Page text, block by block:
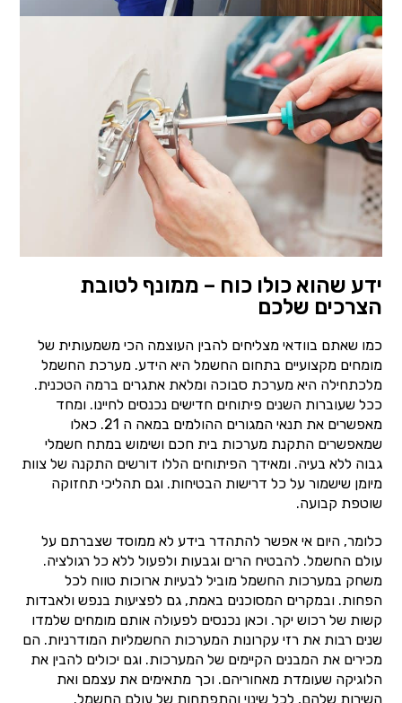
ידע שהוא כולו כוח – ממונף לטובת
הצרכים שלכם
כמו שאתם בוודאי מצליחים להבין העוצמה הכי משמעותית של
מומחים מקצועיים בתחום החשמל היא הידע. מערכת החשמל
מלכתחילה היא מערכת סבוכה ומלאת אתגרים ברמה הטכנית.
ככל שעוברות השנים פיתוחים חדישים נכנסים לחיינו. ומחד
מאפשרים את תנאי המגורים ההולמים במאה ה 21. כאלו
שמאפשרים התקנת מערכות בית חכם ושימוש במתח חשמלי
גבוה ללא בעיה. ומאידך הפיתוחים הללו דורשים התקנה של צוות
מיומן שישמור על כל דרישות הבטיחות. וגם תהליכי תחזוקה
שוטפת קבועה.
כלומר, היום אי אפשר להתהדר בידע לא ממוסד שצברתם על
עולם החשמל. להבטיח הרים וגבעות ולפעול ללא כל רגולציה.
משחק במערכות החשמל מוביל לבעיות ארוכות טווח לכל
הפחות. ובמקרים המסוכנים באמת, גם לפציעות בנפש ולאבדות
קשות של רכוש יקר. וכאן נכנסים לפעולה אותם מומחים שלמדו
שנים רבות את רזי עקרונות המערכות החשמליות המודרניות. הם
מכירים את המבנים הקיימים של המערכות. וגם יכולים להבין את
הלוגיקה שעומדת מאחוריהם. וכך מתאימים את עצמם ואת
השירות שלהם, לכל שינוי והתפתחות של עולם החשמל.